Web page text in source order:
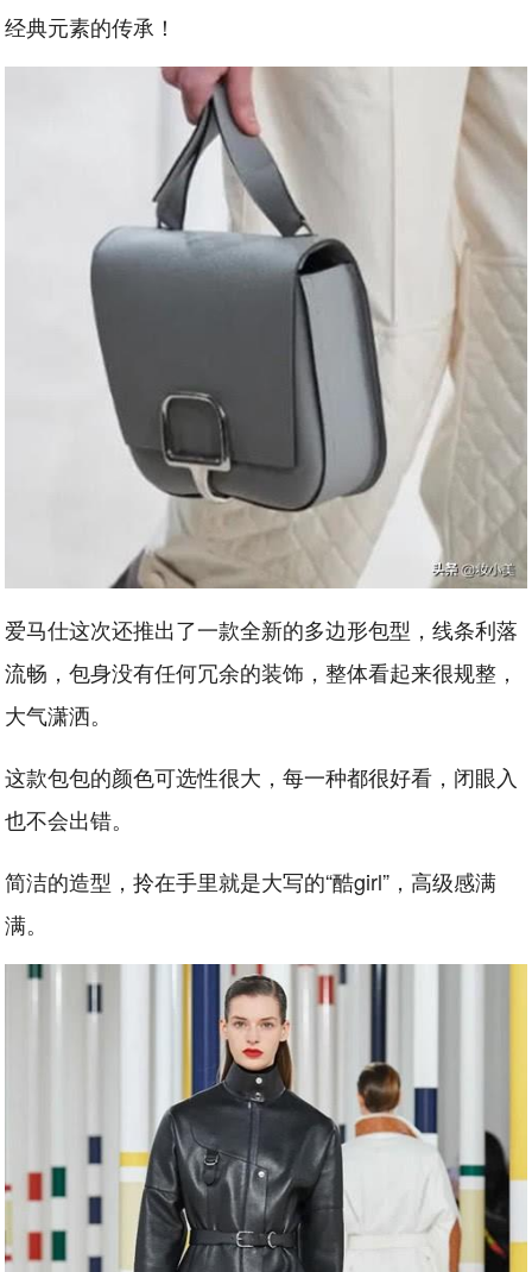
经典元素的传承！
爱马仕这次还推出了一款全新的多边形包型，线条利落
流畅，包身没有任何冗余的装饰，整体看起来很规整，
大气潇洒。
这款包包的颜色可选性很大，每一种都很好看，闭眼入
也不会出错。
简洁的造型，拎在手里就是大写的“酷girl”，高级感满
满。